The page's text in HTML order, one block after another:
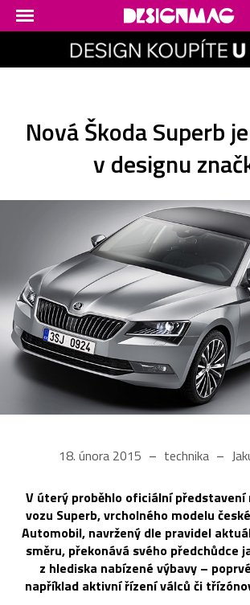
Nová Škoda Superb
v designu
18. února 2015 technika
V úterý proběhlo oficiální představení
vozu Superb, vrcholného modelu
Automobil, navržený dle pravidel
směru, překonává svého předchůdce
z hlediska nabízené výbavy –
například aktivní řízení válců či